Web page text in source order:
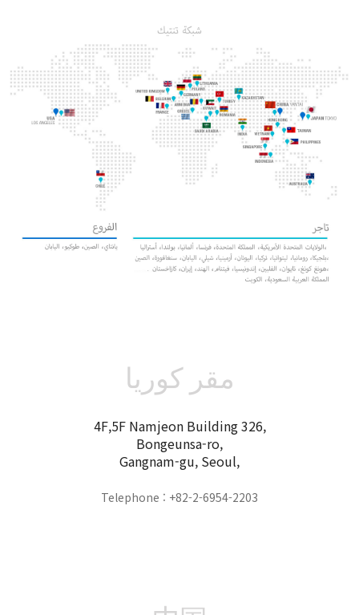
مقر كوريا
4F,5F Namjeon Building 326,
Bongeunsa-ro,
Gangnam-gu, Seoul,
Telephone : +82-2-6954-2203